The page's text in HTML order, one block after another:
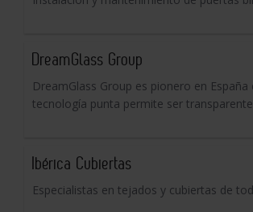
DreamGlass Group
DreamGlass Group es pionero en
tecnología punta permite ser
Ibérica Cubiertas
Especialistas en tejados y cubiertas de